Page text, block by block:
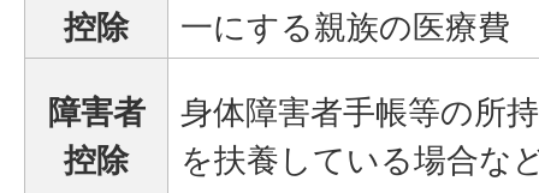
控除
一にする親族の医療費
障害者
控除
身体障害者手帳等の所
を扶養している場合な